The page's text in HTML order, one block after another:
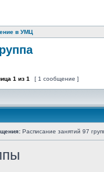
в УМЦ
1 из 1 [ 1 сообщение ]
Расписание занятий 97